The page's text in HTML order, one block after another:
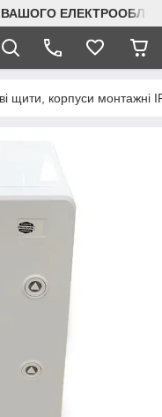
ВАШОГО
щити, корпуси монтажні